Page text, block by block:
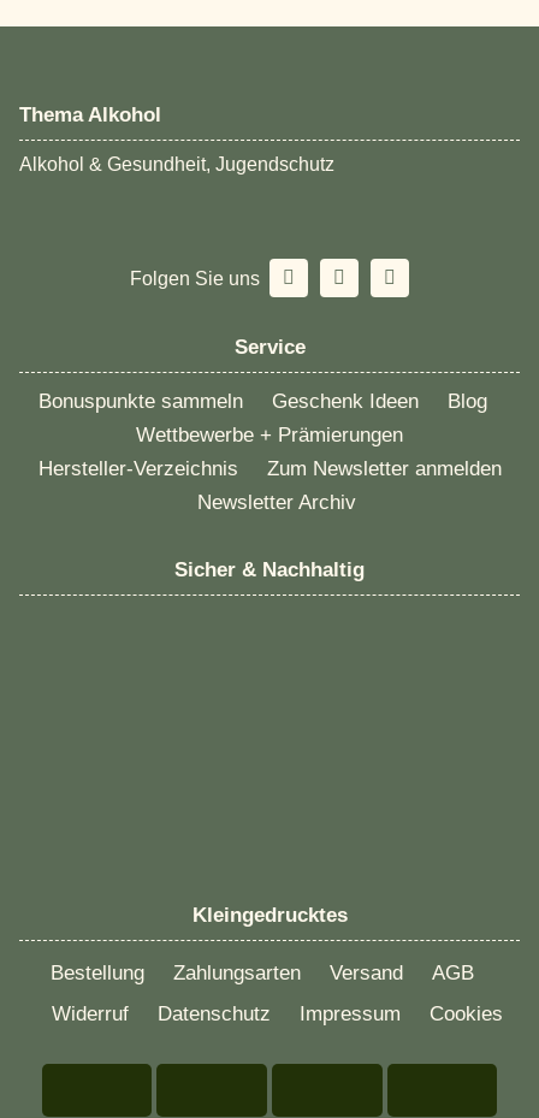
Thema Alkohol
Alkohol & Gesundheit, Jugendschutz
Folgen Sie uns
Service
Bonuspunkte sammeln Geschenk Ideen
Blog
Wettbewerbe + Prämierungen
Hersteller-Verzeichnis
Zum Newsletter anmelden
Newsletter Archiv
Sicher & Nachhaltig
Kleingedrucktes
Bestellung Zahlungsarten Versand
AGB
Widerruf
Datenschutz Impressum Cookies